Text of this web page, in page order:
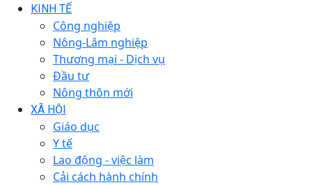
KINH TẾ
Công nghiệp
Nông-Lâm nghiệp
Thương mại - Dịch vụ
Đầu tư
Nông thôn mới
XÃ HỘI
Giáo dục
Y tế
Lao động - việc làm
Cải cách hành chính